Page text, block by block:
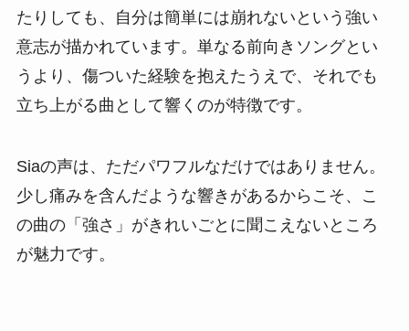
たりしても、自分は簡単には崩れないという強い
意志が描かれています。単なる前向きソングとい
うより、傷ついた経験を抱えたうえで、それでも
立ち上がる曲として響くのが特徴です。
Siaの声は、ただパワフルなだけではありません。
少し痛みを含んだような響きがあるからこそ、こ
の曲の「強さ」がきれいごとに聞こえないところ
が魅力です。